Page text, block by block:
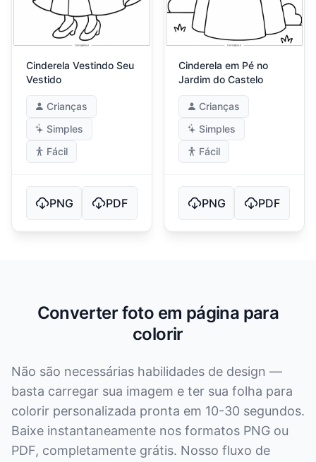
Cinderela Vestindo Seu
Vestido
Crianças
Simples
Fácil
PNG PDF
Cinderela em Pé no
Jardim do Castelo
Crianças
Simples
Fácil
PNG PDF
Converter foto em página para
colorir
Não são necessárias habilidades de design —
basta carregar sua imagem e ter sua folha para
colorir personalizada pronta em 10-30 segundos.
Baixe instantaneamente nos formatos PNG ou
PDF, completamente grátis. Nosso fluxo de